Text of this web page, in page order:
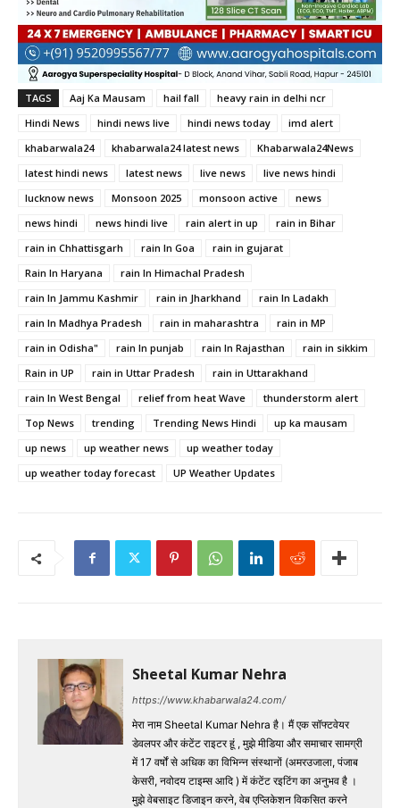
TAGS Aaj Ka Mausam hail fall
heavy rain in delhi ncr
Hindi News
hindi news live hindi news today
imd alert
khabarwala24
khabarwala24 latest news
Khabarwala24News
latest hindi news
latest news live news
live news hindi
lucknow news
Monsoon 2025 monsoon active
news
news hindi
news hindi live rain alert in up
rain in Bihar
rain in Chhattisgarh
rain In Goa
rain in gujarat
Rain In Haryana
rain In Himachal Pradesh
rain In Jammu Kashmir
rain in Jharkhand
rain In Ladakh
rain In Madhya Pradesh
rain in maharashtra
rain in MP
rain in Odisha"
rain In punjab rain In Rajasthan
rain in sikkim
Rain in UP
rain in Uttar Pradesh
rain in Uttarakhand
rain In West Bengal
relief from heat Wave
thunderstorm alert
Top News
trending Trending News Hindi
up ka mausam
up news
up weather news
up weather today
up weather today forecast
UP Weather Updates
Sheetal Kumar Nehra
https://www.khabarwala24.com/
मेरा नाम Sheetal Kumar Nehra है। मैं एक सॉफ्टवेयर
डेवलपर और कंटेंट राइटर हूं , मुझे मीडिया और समाचार सामग्री
में 17 वर्षों से अधिक का विभिन्न संस्थानों (अमरउजाला, पंजाब
केसरी, नवोदय टाइम्स आदि ) में कंटेंट रइटिंग का अनुभव है ।
मुझे वेबसाइट डिजाइन करने, वेब एप्लिकेशन विकसित करने